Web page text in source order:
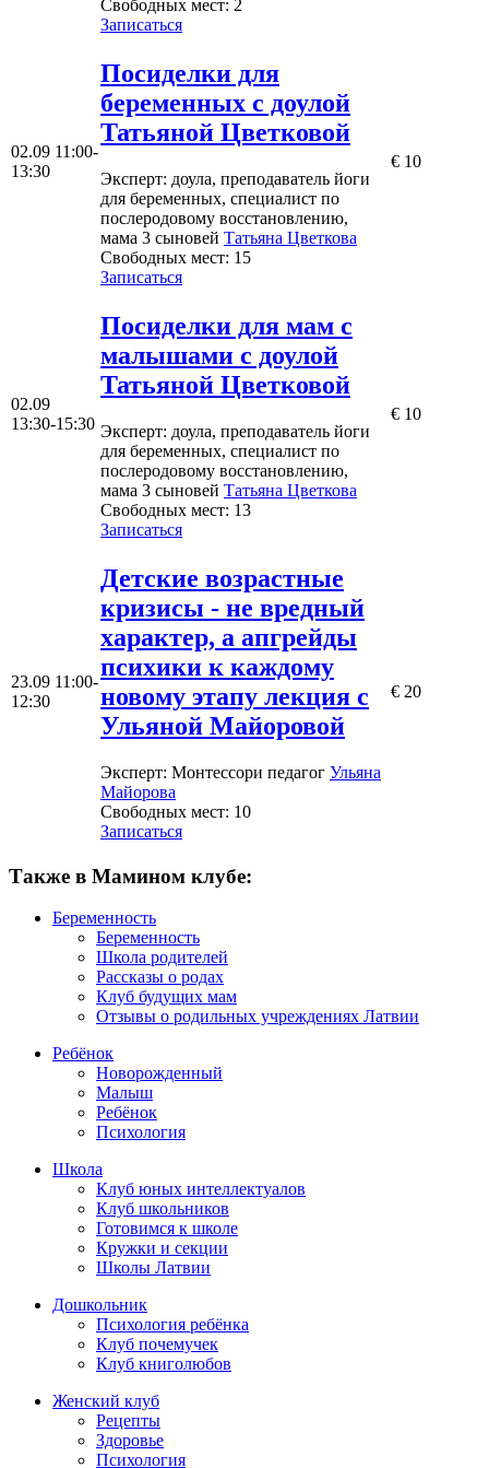
Свободных мест: 2
Записаться
02.09 11:00-
13:30
Посиделки для
беременных с доулой
Татьяной Цветковой
Эксперт: доула, преподаватель йоги
для беременных, специалист по
послеродовому восстановлению,
мама 3 сыновей Татьяна Цветкова
Свободных мест: 15
Записаться
€ ​​​​​​​10
02.09
13:30-15:30
Посиделки для мам с
малышами c доулой
Татьяной Цветковой
Эксперт: доула, преподаватель йоги
для беременных, специалист по
послеродовому восстановлению,
мама 3 сыновей Татьяна Цветкова
Свободных мест: 13
Записаться
€ 10
23.09 11:00-
12:30
Детские возрастные
кризисы - не вредный
характер, а апгрейды
психики к каждому
новому этапу лекция с
Ульяной Майоровой
Эксперт: Монтессори педагог Ульяна
Майорова
Свободных мест: 10
Записаться
€ 20
Также в Мамином клубе:
Беременность
Беременность
Школа родителей
Рассказы о родах
Клуб будущих мам
Отзывы о родильных учреждениях Латвии
Ребёнок
Новорожденный
Малыш
Ребёнок
Психология
Школа
Клуб юных интеллектуалов
Клуб школьников
Готовимся к школе
Кружки и секции
Школы Латвии
Дошкольник
Психология ребёнка
Клуб почемучек
Клуб книголюбов
Женский клуб
Рецепты
Здоровье
Психология